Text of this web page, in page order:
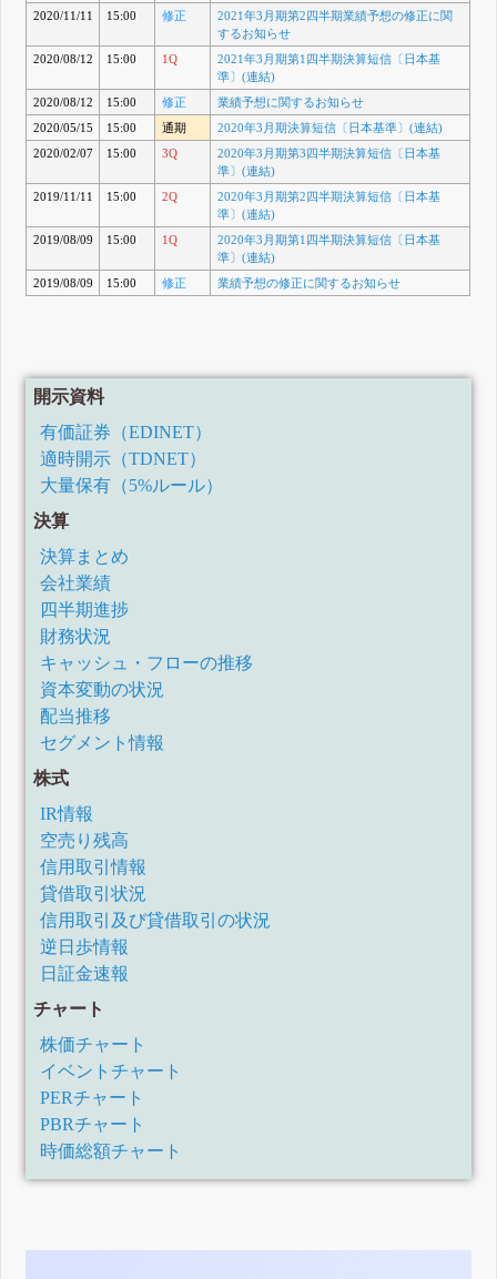
2020/11/11
15:00 修正
2021年3月期第2四半期業績予想の修正に関
するお知らせ
2020/08/12
15:00 1Q
2021年3月期第1四半期決算短信〔日本基
準〕(連結)
2020/08/12
15:00 修正
業績予想に関するお知らせ
2020/05/15
15:00 通期
2020年3月期決算短信〔日本基準〕(連結)
2020/02/07
15:00 3Q
2020年3月期第3四半期決算短信〔日本基
準〕(連結)
2019/11/11
15:00 2Q
2020年3月期第2四半期決算短信〔日本基
準〕(連結)
2019/08/09
15:00 1Q
2020年3月期第1四半期決算短信〔日本基
準〕(連結)
2019/08/09
15:00 修正 業績予想の修正に関するお知らせ
開示資料
有価証券（EDINET）
適時開示（TDNET）
大量保有（5%ルール）
決算
決算まとめ
会社業績
四半期進捗
財務状況
キャッシュ・フローの推移
資本変動の状況
配当推移
セグメント情報
株式
IR情報
空売り残高
信用取引情報
貸借取引状況
信用取引及び貸借取引の状況
逆日歩情報
日証金速報
チャート
株価チャート
イベントチャート
PERチャート
PBRチャート
時価総額チャート